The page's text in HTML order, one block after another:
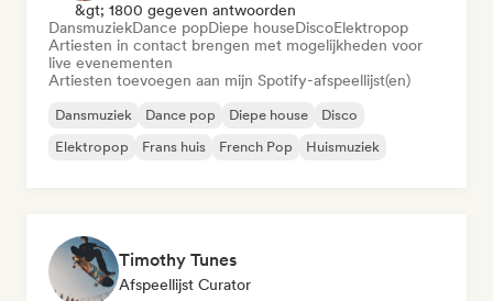
&gt; 1800 gegeven antwoorden
DansmuziekDance popDiepe houseDiscoElektropop
Artiesten in contact brengen met mogelijkheden voor
live evenementen
Artiesten toevoegen aan mijn Spotify-afspeellijst(en)
Dansmuziek Dance pop Diepe house
Disco
Elektropop
Frans huis French Pop Huismuziek
Timothy Tunes
Afspeellijst Curator